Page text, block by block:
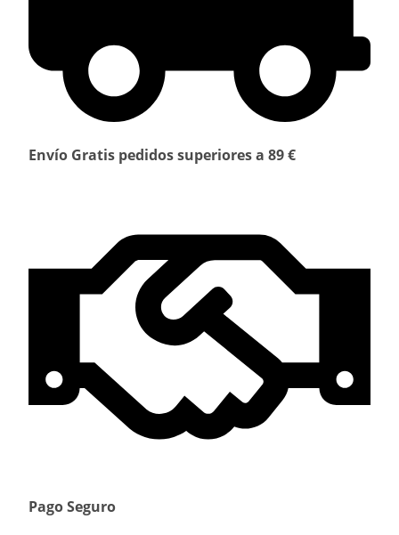
Envío Gratis pedidos superiores a 89 €
Pago Seguro